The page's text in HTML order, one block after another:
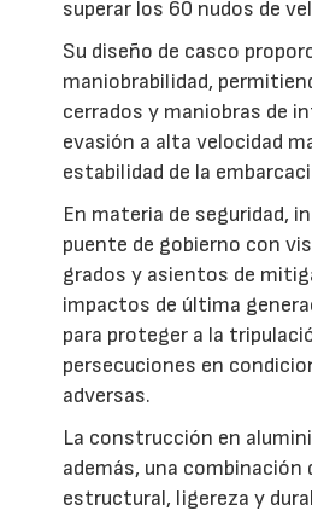
superar los 60 nudos de
Su diseño de casco
maniobrabilidad,
cerrados y maniobras de
evasión a alta velocidad
estabilidad de la
En materia de seguridad,
puente de gobierno con
grados y asientos de
impactos de última
para proteger a la
persecuciones en
adversas.
La construcción en
además, una combinación
estructural, ligereza y